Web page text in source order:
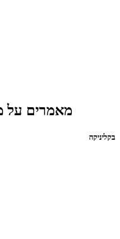
מאמרים על
בקליניקה